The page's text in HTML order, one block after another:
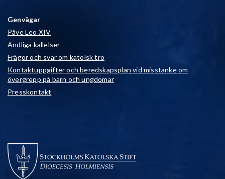
Genvägar
Påve Leo XIV
Andliga kallelser
Frågor och svar om katolsk tro
Kontaktuppgifter och beredskapsplan vid misstanke om
övergrepp på barn och ungdomar
Presskontakt